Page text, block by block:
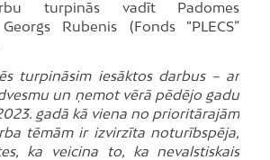
turpinās vadīt Padomes
Rubenis (Fonds “PLECS”
turpināsim iesāktos darbus – ar
un ņemot vērā pēdējo gadu
gadā kā viena no prioritārajām
tēmām ir izvirzīta noturībspēja,
ka veicina to, ka nevalstiskais